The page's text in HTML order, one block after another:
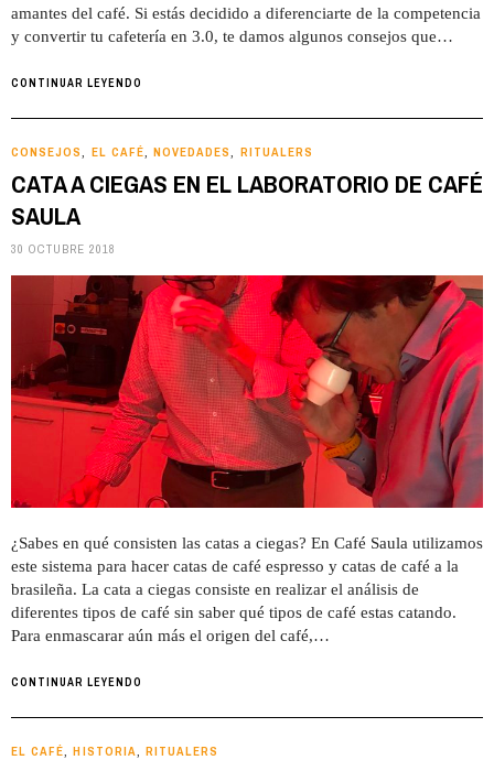
amantes del café. Si estás decidido a diferenciarte de la competencia
y convertir tu cafetería en 3.0, te damos algunos consejos que…
CONTINUAR LEYENDO
CONSEJOS EL CAFÉ NOVEDADES RITUALERS
CATA A CIEGAS EN EL LABORATORIO DE CAFÉ
SAULA
30 OCTUBRE 2018
¿Sabes en qué consisten las catas a ciegas? En Café Saula utilizamos
este sistema para hacer catas de café espresso y catas de café a la
brasileña. La cata a ciegas consiste en realizar el análisis de
diferentes tipos de café sin saber qué tipos de café estas catando.
Para enmascarar aún más el origen del café,…
CONTINUAR LEYENDO
EL CAFÉ HISTORIA RITUALERS